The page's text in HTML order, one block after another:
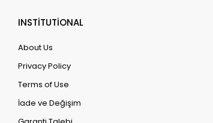
INSTİTUTİONAL
About Us
Privacy Policy
Terms of Use
İade ve Değişim